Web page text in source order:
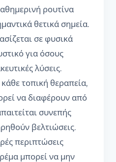
ρουτίνα
θετικά σημεία.
σε φυσικά
για όσους
λύσεις.
τοπική θεραπεία,
να διαφέρουν από
συνεπής
βελτιώσεις.
περιπτώσεις
μπορεί να μην